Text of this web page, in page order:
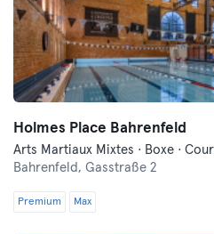
Holmes Place Bahrenfeld
Bahrenfeld, Gasstraße 2
Premium Max